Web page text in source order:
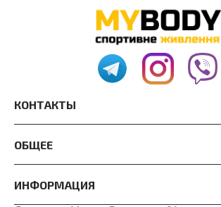
КОНТАКТЫ
ОБЩЕЕ
ИНФОРМАЦИЯ